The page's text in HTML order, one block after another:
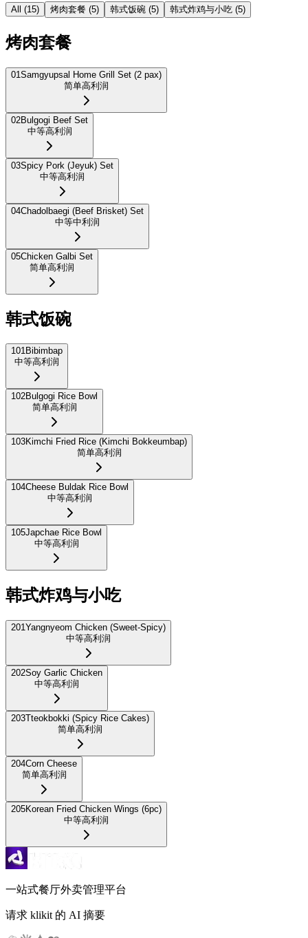
All (15) 烤肉套餐 (5) 韩式饭碗 (5) 韩式炸鸡与小吃 (5)
烤肉套餐
01Samgyupsal Home Grill Set (2 pax)
简单高利润
02Bulgogi Beef Set
中等高利润
03Spicy Pork (Jeyuk) Set
中等高利润
04Chadolbaegi (Beef Brisket) Set
中等中利润
05Chicken Galbi Set
简单高利润
韩式饭碗
101Bibimbap
中等高利润
102Bulgogi Rice Bowl
简单高利润
103Kimchi Fried Rice (Kimchi Bokkeumbap)
简单高利润
104Cheese Buldak Rice Bowl
中等高利润
105Japchae Rice Bowl
中等高利润
韩式炸鸡与小吃
201Yangnyeom Chicken (Sweet-Spicy)
中等高利润
202Soy Garlic Chicken
中等高利润
203Tteokbokki (Spicy Rice Cakes)
简单高利润
204Corn Cheese
简单高利润
205Korean Fried Chicken Wings (6pc)
中等高利润
一站式餐厅外卖管理平台
请求 klikit 的 AI 摘要